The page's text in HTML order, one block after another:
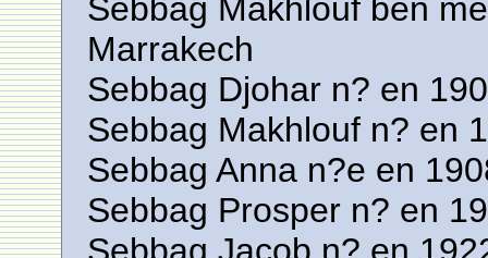
Sebbag Makhlouf ben
Marrakech
Sebbag Djohar n? en
Sebbag Makhlouf n? en
Sebbag Anna n?e en
Sebbag Prosper n? en